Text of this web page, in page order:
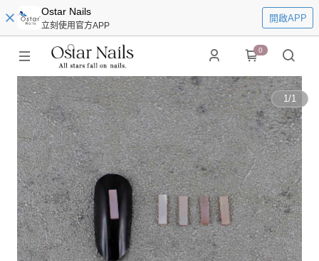
Ostar Nails
立刻使用官方APP
開啟APP
0
1/1